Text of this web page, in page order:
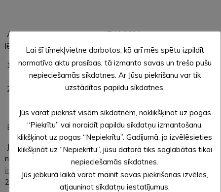
Aicinām dzīvokļu kopību līdz17.12.2021.rūpīgi iepazīties ar
lēmumu un rakstveidā:
Nobalsot “par” vai “pret” lēmumā norādītajiem
jautājumiem;
Aizpildīt informāciju par dzīvokļa īpašnieku.
Balsojumi jānodod katrā kāpņu telpā izvietotajā pastkastē!
Jautājumu vai neskaidrību gadījumā griezties SIA “Alūksnes
nami”, zvanot pa tālruni 64321456 vai rakstot
info@aluksnesnami.lv
, kā arī pie Ņinas Razmislovas, tālrunis
28451455.
Lai šī tīmekļvietne darbotos, kā arī mēs spētu izpildīt
normatīvo aktu prasības, tā izmanto savas un trešo pušu
nepieciešamās sīkdatnes. Ar Jūsu piekrišanu var tik
uzstādītas papildu sīkdatnes.
Jūs varat piekrist visām sīkdatnēm, noklikšķinot uz pogas
“Piekrītu” vai noraidīt papildu sīkdatņu izmantošanu,
klikšķinot uz pogas “Nepiekrītu”. Gadījumā, ja izvēlēsieties
klikšķināt uz “Nepiekrītu”, jūsu datorā tiks saglabātas tikai
nepieciešamās sīkdatnes.
Jūs jebkurā laikā varat mainīt savas piekrišanas izvēles,
atjauninot sīkdatņu iestatījumus.